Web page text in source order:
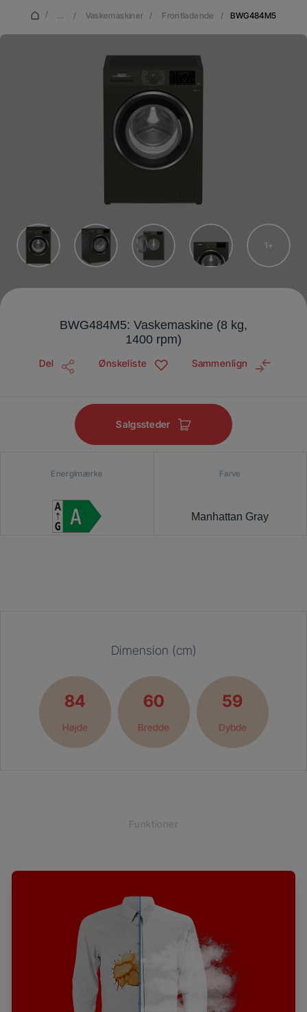
/ ... / Vaskemaskiner / Frontladende / BWG484M5
1
BWG484M5: Vaskemaskine (8 kg,
1400 rpm)
Del Ønskeliste Sammenlign
Salgssteder
Energimærke Farve
Manhattan Gray
Dimension (cm)
84
Højde
60
Bredde
59
Dybde
Funktioner